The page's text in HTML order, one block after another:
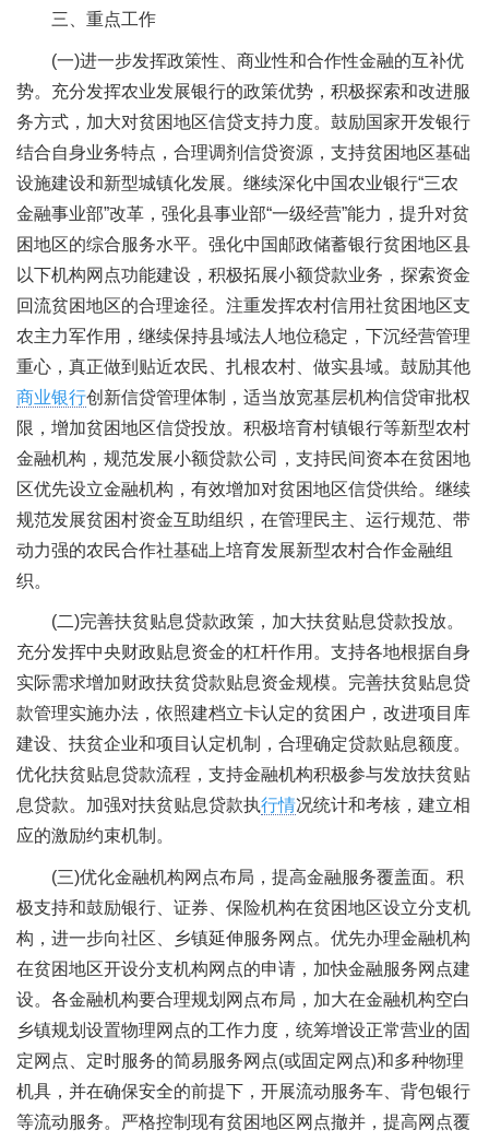
三、重点工作
(一)进一步发挥政策性、商业性和合作性金融的互补优
势。充分发挥农业发展银行的政策优势，积极探索和改进服
务方式，加大对贫困地区信贷支持力度。鼓励国家开发银行
结合自身业务特点，合理调剂信贷资源，支持贫困地区基础
设施建设和新型城镇化发展。继续深化中国农业银行“三农
金融事业部”改革，强化县事业部“一级经营”能力，提升对贫
困地区的综合服务水平。强化中国邮政储蓄银行贫困地区县
以下机构网点功能建设，积极拓展小额贷款业务，探索资金
回流贫困地区的合理途径。注重发挥农村信用社贫困地区支
农主力军作用，继续保持县域法人地位稳定，下沉经营管理
重心，真正做到贴近农民、扎根农村、做实县域。鼓励其他
商业银行创新信贷管理体制，适当放宽基层机构信贷审批权
限，增加贫困地区信贷投放。积极培育村镇银行等新型农村
金融机构，规范发展小额贷款公司，支持民间资本在贫困地
区优先设立金融机构，有效增加对贫困地区信贷供给。继续
规范发展贫困村资金互助组织，在管理民主、运行规范、带
动力强的农民合作社基础上培育发展新型农村合作金融组
织。
(二)完善扶贫贴息贷款政策，加大扶贫贴息贷款投放。
充分发挥中央财政贴息资金的杠杆作用。支持各地根据自身
实际需求增加财政扶贫贷款贴息资金规模。完善扶贫贴息贷
款管理实施办法，依照建档立卡认定的贫困户，改进项目库
建设、扶贫企业和项目认定机制，合理确定贷款贴息额度。
优化扶贫贴息贷款流程，支持金融机构积极参与发放扶贫贴
息贷款。加强对扶贫贴息贷款执行情况统计和考核，建立相
应的激励约束机制。
(三)优化金融机构网点布局，提高金融服务覆盖面。积
极支持和鼓励银行、证券、保险机构在贫困地区设立分支机
构，进一步向社区、乡镇延伸服务网点。优先办理金融机构
在贫困地区开设分支机构网点的申请，加快金融服务网点建
设。各金融机构要合理规划网点布局，加大在金融机构空白
乡镇规划设置物理网点的工作力度，统筹增设正常营业的固
定网点、定时服务的简易服务网点(或固定网点)和多种物理
机具，并在确保安全的前提下，开展流动服务车、背包银行
等流动服务。严格控制现有贫困地区网点撤并，提高网点覆